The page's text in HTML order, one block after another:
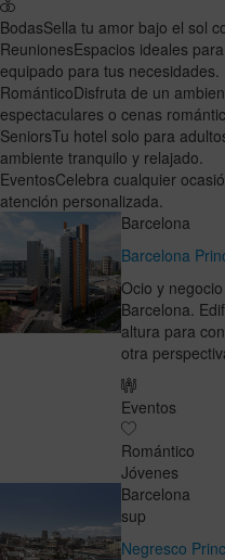
BodasSella tu amor bajo el sol
ReunionesEspacios ideales
equipado para tus necesidades.
RománticoDisfruta de un
espectaculares o cenas
SeniorsTu hotel solo para
ambiente tranquilo y relajado.
EventosCelebra cualquier
atención personalizada.
Barcelona
Barcelona
Ocio y
Barcelona.
altura para
otra
Eventos
Romántico
Jóvenes
Barcelona
sup
Negresco